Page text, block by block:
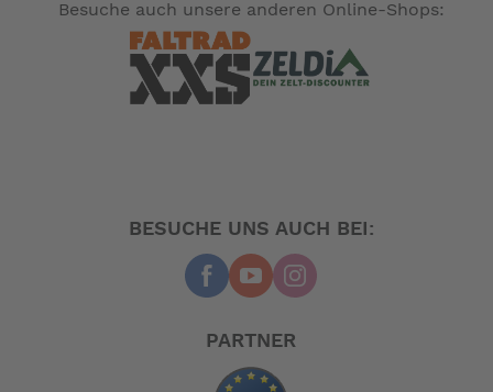
Besuche auch unsere anderen Online-Shops:
BESUCHE UNS AUCH BEI:
PARTNER